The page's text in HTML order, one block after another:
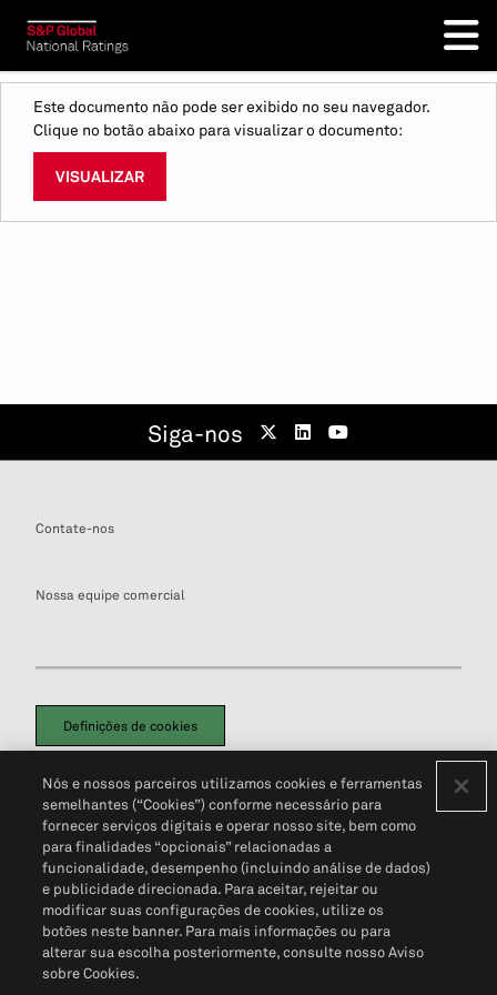
Este documento não pode ser exibido no seu navegador.
Clique no botão abaixo para visualizar o documento:
VISUALIZAR
Siga-nos
Contate-nos
Nossa equipe comercial
Definições de cookies
Política de PrivacidadePortal de privacidade do cliente (em inglês)
Não Venda Minhas Informações Pessoais© 2026 S&P Global
Nós e nossos parceiros utilizamos cookies e ferramentas
semelhantes (“Cookies”) conforme necessário para
fornecer serviços digitais e operar nosso site, bem como
para finalidades “opcionais” relacionadas a
funcionalidade, desempenho (incluindo análise de dados)
e publicidade direcionada. Para aceitar, rejeitar ou
modificar suas configurações de cookies, utilize os
botões neste banner. Para mais informações ou para
alterar sua escolha posteriormente, consulte nosso Aviso
sobre Cookies.